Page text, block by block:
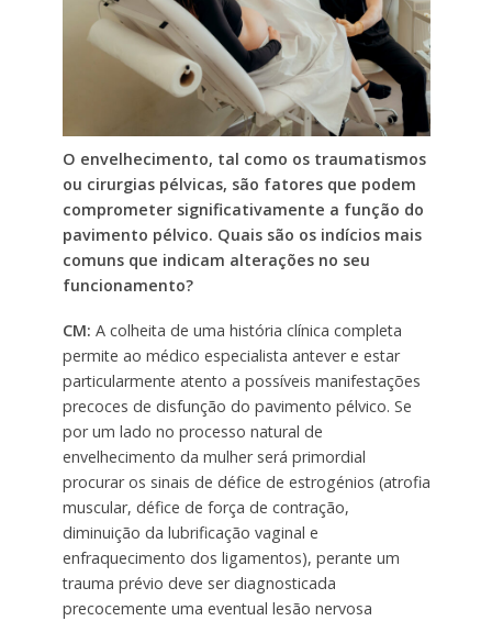
O envelhecimento, tal como os traumatismos
ou cirurgias pélvicas, são fatores que podem
comprometer significativamente a função do
pavimento pélvico. Quais são os indícios mais
comuns que indicam alterações no seu
funcionamento?
CM: A colheita de uma história clínica completa
permite ao médico especialista antever e estar
particularmente atento a possíveis manifestações
precoces de disfunção do pavimento pélvico. Se
por um lado no processo natural de
envelhecimento da mulher será primordial
procurar os sinais de défice de estrogénios (atrofia
muscular, défice de força de contração,
diminuição da lubrificação vaginal e
enfraquecimento dos ligamentos), perante um
trauma prévio deve ser diagnosticada
precocemente uma eventual lesão nervosa